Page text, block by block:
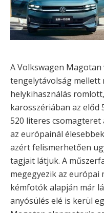
A Volkswagen
tengelytávolság mellett
helykihasználás
karosszériában az előd
520 literes
az európainál
azért felismerhetően
tagjait látjuk. A
megegyezik az európai
kémfotók alapján már
anyósülés elé is kerül